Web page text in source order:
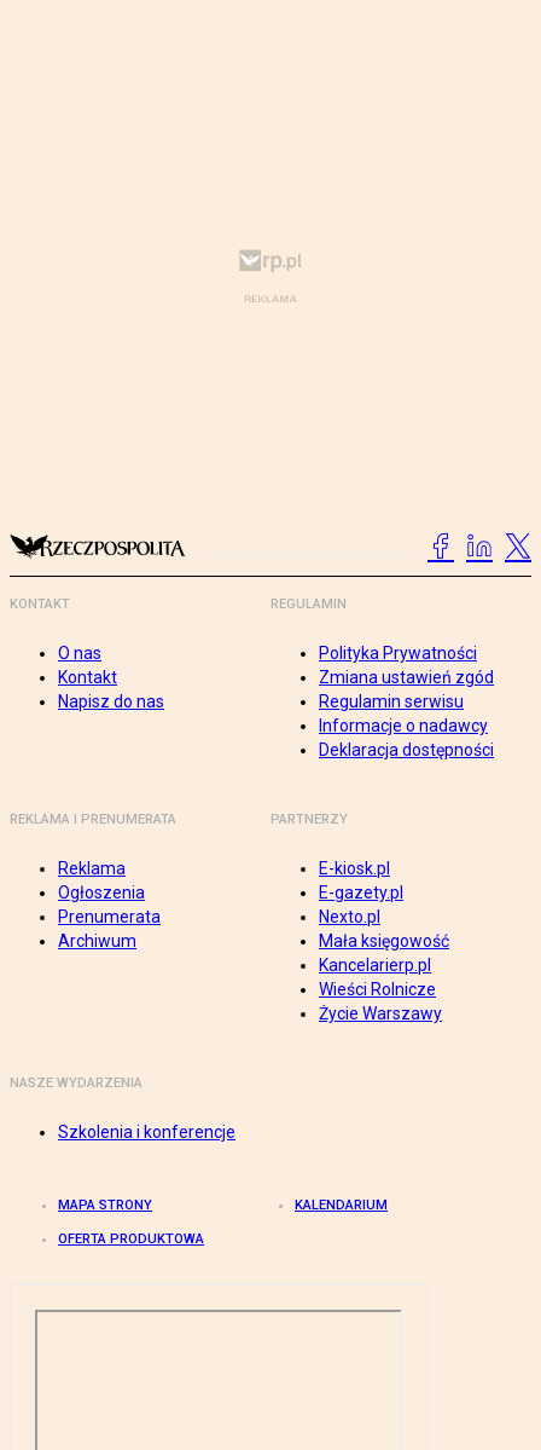
KONTAKT
O nas
Kontakt
Napisz do nas
REGULAMIN
Polityka Prywatności
Zmiana ustawień zgód
Regulamin serwisu
Informacje o nadawcy
Deklaracja dostępności
REKLAMA I PRENUMERATA
Reklama
Ogłoszenia
Prenumerata
Archiwum
PARTNERZY
E-kiosk.pl
E-gazety.pl
Nexto.pl
Mała księgowość
Kancelarierp.pl
Wieści Rolnicze
Życie Warszawy
NASZE WYDARZENIA
Szkolenia i konferencje
MAPA STRONY KALENDARIUM
OFERTA PRODUKTOWA